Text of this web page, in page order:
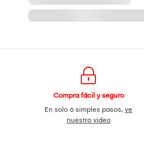
Compra fácil y seguro
En solo 6 simples pasos,ve
nuestro video